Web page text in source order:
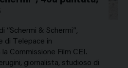
“Schermi & Schermi”,
di Telepace in
Commissione Film CEI.
giornalista, studioso di